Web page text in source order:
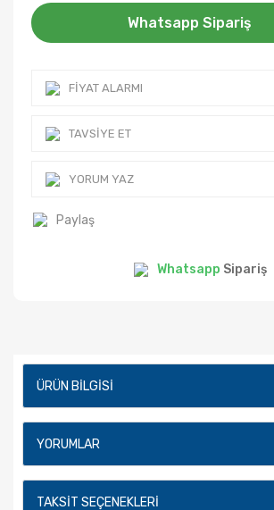
Whatsapp Sipariş
FIYAT ALARMI
TAVSIYE ET
YORUM YAZ
Paylaş
Whatsapp Sipariş
ÜRÜN BILGISI
YORUMLAR
TAKSIT SEÇENEKLERI